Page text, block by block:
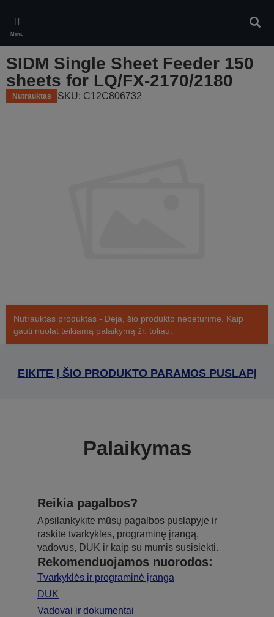
main
content
Meniu
SIDM Single Sheet Feeder 150
sheets for LQ/FX-2170/2180
Nutrauktas SKU: C12C806732
Nutrauktas produktas - Deja, šio produkto nebeturime. Kaip
gauti nuolat teikiamą palaikymą žr. toliau.
EIKITE Į ŠIO PRODUKTO PARAMOS PUSLAPĮ
Palaikymas
Reikia pagalbos?
Apsilankykite mūsų pagalbos puslapyje ir
raskite tvarkykles, programinę įrangą,
vadovus, DUK ir kaip su mumis susisiekti.
Rekomenduojamos nuorodos:
Tvarkyklės ir programinė įranga
DUK
Vadovai ir dokumentai